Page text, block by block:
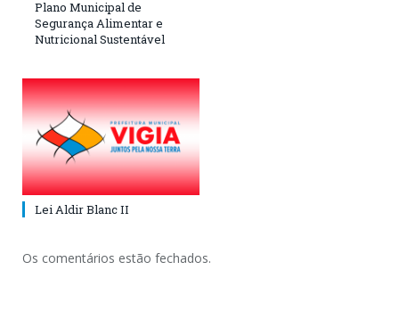
Plano Municipal de
Segurança Alimentar e
Nutricional Sustentável
Lei Aldir Blanc II
Os comentários estão fechados.